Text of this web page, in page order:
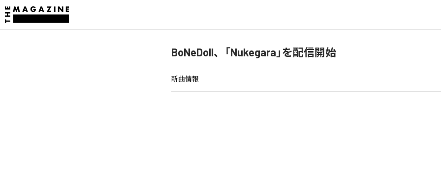
BoNeDoll、「Nukegara」を配信開始
新曲情報